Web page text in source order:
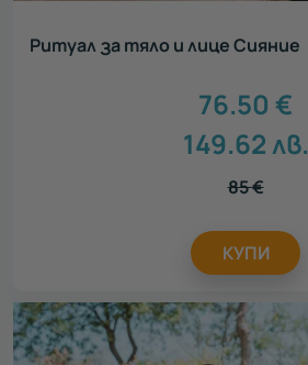
Ритуал за тяло и лице Сияние
76.50 €
149.62лв.
85€
КУПИ